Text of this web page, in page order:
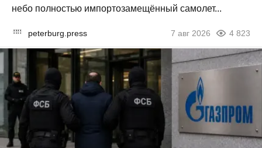
небо полностью импортозамещённый самолет...
peterburg.press 7 авг 2026 4 823